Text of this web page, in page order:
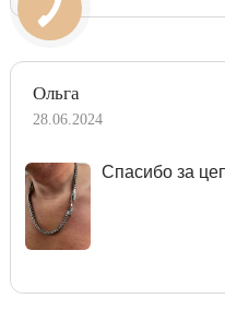
Ольга
28.06.2024
Спасибо за